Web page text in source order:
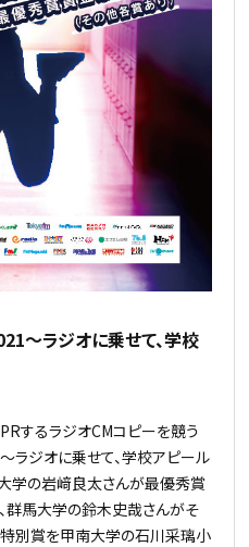
～ラジオに乗せて、学校
するラジオCMコピーを競う
ラジオに乗せて、学校アピール
学の岩﨑良太さんが最優秀賞
群馬大学の鈴木史哉さんがそ
別賞を甲南大学の石川采璃小